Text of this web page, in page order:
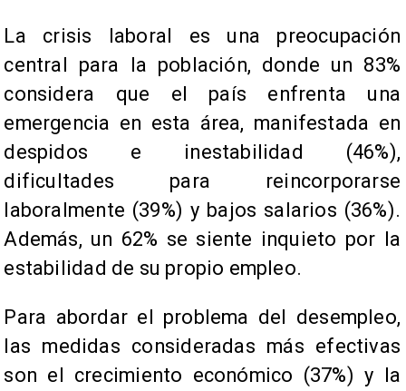
La crisis laboral es una preocupación
central para la población, donde un 83%
considera que el país enfrenta una
emergencia en esta área, manifestada en
despidos e inestabilidad (46%),
dificultades para reincorporarse
laboralmente (39%) y bajos salarios (36%).
Además, un 62% se siente inquieto por la
estabilidad de su propio empleo.
Para abordar el problema del desempleo,
las medidas consideradas más efectivas
son el crecimiento económico (37%) y la